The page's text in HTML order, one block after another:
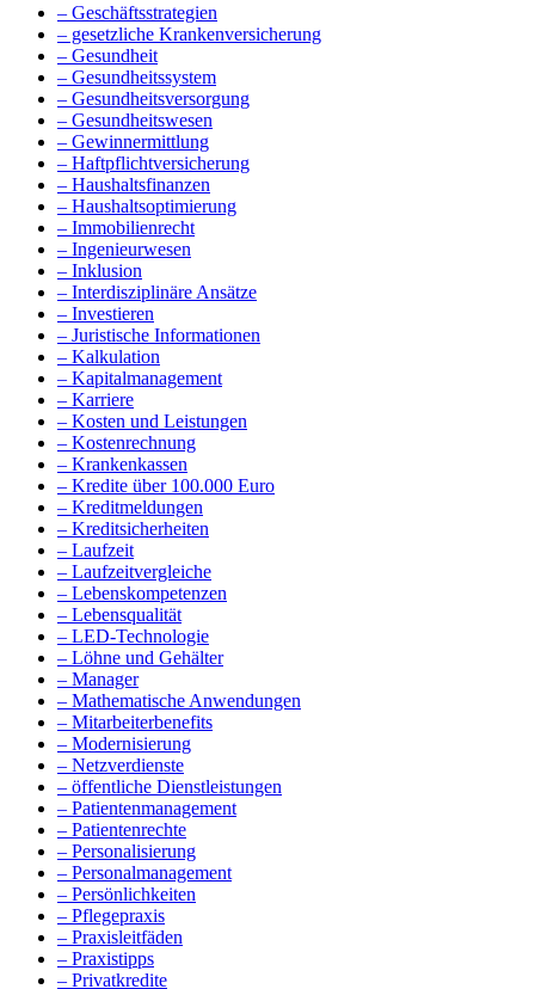
– Geschäftsstrategien
– gesetzliche Krankenversicherung
– Gesundheit
– Gesundheitssystem
– Gesundheitsversorgung
– Gesundheitswesen
– Gewinnermittlung
– Haftpflichtversicherung
– Haushaltsfinanzen
– Haushaltsoptimierung
– Immobilienrecht
– Ingenieurwesen
– Inklusion
– Interdisziplinäre Ansätze
– Investieren
– Juristische Informationen
– Kalkulation
– Kapitalmanagement
– Karriere
– Kosten und Leistungen
– Kostenrechnung
– Krankenkassen
– Kredite über 100.000 Euro
– Kreditmeldungen
– Kreditsicherheiten
– Laufzeit
– Laufzeitvergleiche
– Lebenskompetenzen
– Lebensqualität
– LED-Technologie
– Löhne und Gehälter
– Manager
– Mathematische Anwendungen
– Mitarbeiterbenefits
– Modernisierung
– Netzverdienste
– öffentliche Dienstleistungen
– Patientenmanagement
– Patientenrechte
– Personalisierung
– Personalmanagement
– Persönlichkeiten
– Pflegepraxis
– Praxisleitfäden
– Praxistipps
– Privatkredite